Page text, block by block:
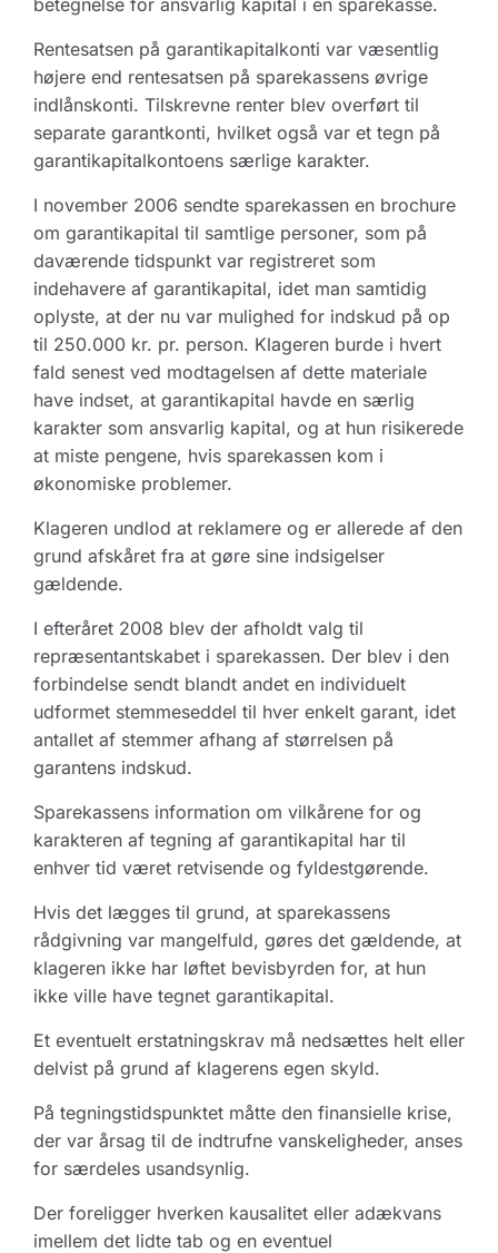
betegnelse for ansvarlig kapital i en sparekasse.
Rentesatsen på garantikapitalkonti var væsentlig
højere end rentesatsen på sparekassens øvrige
indlånskonti. Tilskrevne renter blev overført til
separate garantkonti, hvilket også var et tegn på
garantikapitalkontoens særlige karakter.
I november 2006 sendte sparekassen en brochure
om garantikapital til samtlige personer, som på
daværende tidspunkt var registreret som
indehavere af garantikapital, idet man samtidig
oplyste, at der nu var mulighed for indskud på op
til 250.000 kr. pr. person. Klageren burde i hvert
fald senest ved modtagelsen af dette materiale
have indset, at garantikapital havde en særlig
karakter som ansvarlig kapital, og at hun risikerede
at miste pengene, hvis sparekassen kom i
økonomiske problemer.
Klageren undlod at reklamere og er allerede af den
grund afskåret fra at gøre sine indsigelser
gældende.
I efteråret 2008 blev der afholdt valg til
repræsentantskabet i sparekassen. Der blev i den
forbindelse sendt blandt andet en individuelt
udformet stemmeseddel til hver enkelt garant, idet
antallet af stemmer afhang af størrelsen på
garantens indskud.
Sparekassens information om vilkårene for og
karakteren af tegning af garantikapital har til
enhver tid været retvisende og fyldestgørende.
Hvis det lægges til grund, at sparekassens
rådgivning var mangelfuld, gøres det gældende, at
klageren ikke har løftet bevisbyrden for, at hun
ikke ville have tegnet garantikapital.
Et eventuelt erstatningskrav må nedsættes helt eller
delvist på grund af klagerens egen skyld.
På tegningstidspunktet måtte den finansielle krise,
der var årsag til de indtrufne vanskeligheder, anses
for særdeles usandsynlig.
Der foreligger hverken kausalitet eller adækvans
imellem det lidte tab og en eventuel